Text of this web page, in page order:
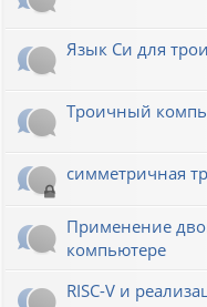
Язык Си для
Троичный
симметричная
Применение
компьютере
RISC-V и